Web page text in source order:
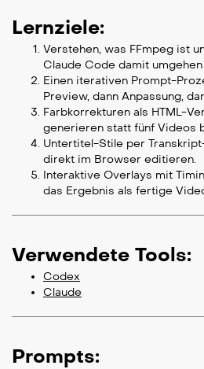
Lernziele:
Verstehen, was FFmpeg ist
Claude Code damit umgehen
Einen iterativen Prompt-
Preview, dann Anpassung,
Farbkorrekturen als HTML-
generieren statt fünf Videos
Untertitel-Stile per
direkt im Browser editieren.
Interaktive Overlays mit
das Ergebnis als fertige
Verwendete Tools:
Codex
Claude
Prompts: